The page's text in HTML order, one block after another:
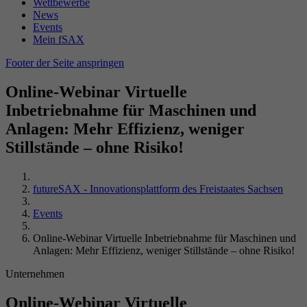
Wettbewerbe
News
Events
Mein fSAX
Footer der Seite anspringen
Online-Webinar Virtuelle
Inbetriebnahme für Maschinen und
Anlagen: Mehr Effizienz, weniger
Stillstände – ohne Risiko!
futureSAX - Innovationsplattform des Freistaates Sachsen
Events
Online-Webinar Virtuelle Inbetriebnahme für Maschinen und
Anlagen: Mehr Effizienz, weniger Stillstände – ohne Risiko!
Unternehmen
Online-Webinar Virtuelle
Laufzeit
Zweck
aktuellen Sessiondaten des Nutzers abgelegt
Anbieter
Laufzeit 24 Stunden
Zweck
Enthält eine zufallsgenerierte User-ID. Anhand
dieser ID kann Google Analytics
wiederkehrende User auf dieser Website
wiedererkennen und die Daten von früheren
Besuchen zusammenführen.
Anbieter YouTube (Google)
Laufzeit 179 Tage
Zweck
Versucht, die Benutzerbandbreite auf Seiten
Name
Anbieter YouTube (Google)
Laufzeit
Wird verwendet, um die